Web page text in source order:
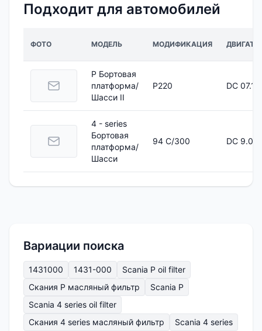
Подходит для автомобилей
ФОТО МОДЕЛЬ МОДИФИКАЦИЯ
P Бортовая
платформа/
Шасси II
P220 DC
4 - series
Бортовая
платформа/
Шасси
94 C/300 DC 9.03
Вариации поиска
1431000 1431-000
Scania P oil filter
Скания P масляный фильтр
Scania P
Scania 4 series oil filter
Скания 4 series масляный фильтр
Scania 4 series